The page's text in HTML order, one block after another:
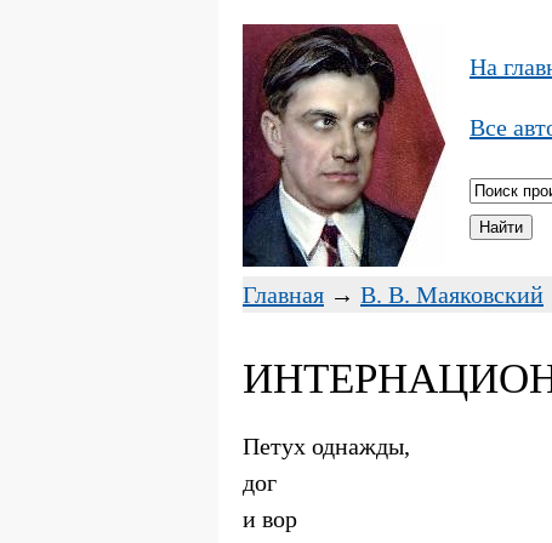
На
Все
Главная → В. В. Маяковский
Петух однажды,
дог
и вор